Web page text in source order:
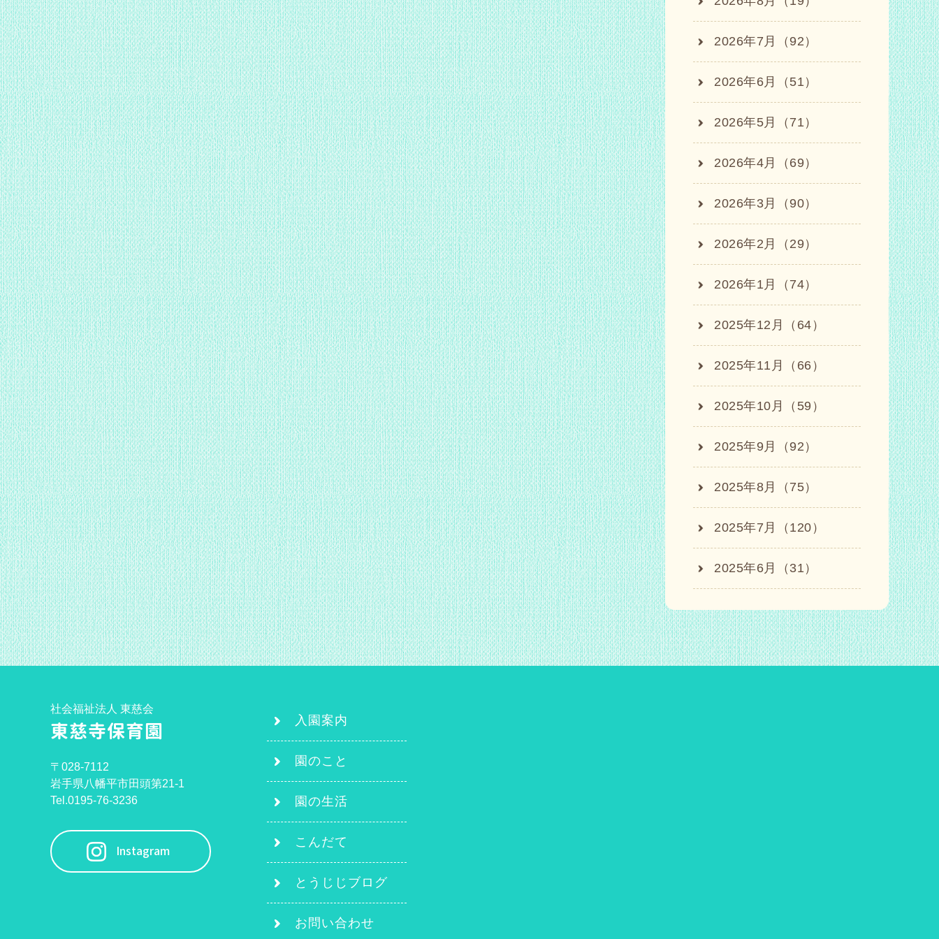
2026年7月（92）
2026年6月（51）
2026年5月（71）
2026年4月（69）
2026年3月（90）
2026年2月（29）
2026年1月（74）
2025年12月（64）
2025年11月（66）
2025年10月（59）
2025年9月（92）
2025年8月（75）
2025年7月（120）
2025年6月（31）
社会福祉法人 東慈会
東慈寺保育園
〒028-7112
岩手県八幡平市田頭第21-1
Tel.0195-76-3236
Instagram
入園案内
園のこと
園の生活
こんだて
とうじじブログ
お問い合わせ